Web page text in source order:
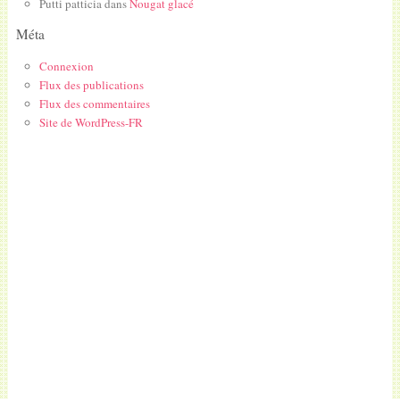
Putti patticiadansNougat glacé
Méta
Connexion
Flux des publications
Flux des commentaires
Site de WordPress-FR